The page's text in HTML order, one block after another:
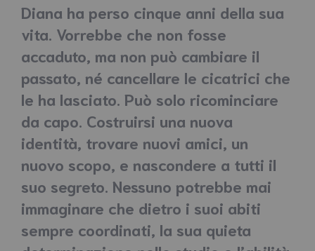
Diana ha perso cinque anni della sua
vita. Vorrebbe che non fosse
accaduto, ma non può cambiare il
passato, né cancellare le cicatrici che
le ha lasciato. Può solo ricominciare
da capo. Costruirsi una nuova
identità, trovare nuovi amici, un
nuovo scopo, e nascondere a tutti il
suo segreto. Nessuno potrebbe mai
immaginare che dietro i suoi abiti
sempre coordinati, la sua quieta